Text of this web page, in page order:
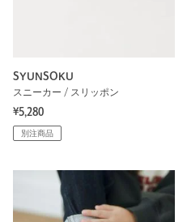
SYUNSOKU
スニーカー / スリッポン
¥5,280
別注商品